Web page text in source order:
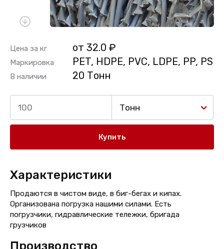
Цена за кг от 32.0 ₽
Маркировка PET, HDPE, PVC, LDPE, PP, PS
В наличии 20 Тонн
Тонн
Купить
Характеристики
Продаются в чистом виде, в биг-бегах и кипах.
Организована погрузка нашими силами. Есть
погрузчики, гидравлические тележки, бригада
грузчиков
Производство